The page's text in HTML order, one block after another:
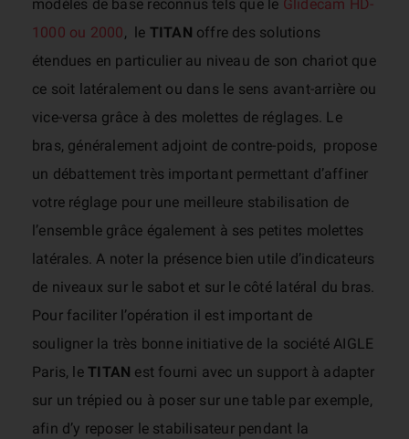
modèles de base reconnus tels que le Glidecam HD-
1000 ou 2000, le TITAN offre des solutions
étendues en particulier au niveau de son chariot que
ce soit latéralement ou dans le sens avant-arrière ou
vice-versa grâce à des molettes de réglages. Le
bras, généralement adjoint de contre-poids, propose
un débattement très important permettant d’affiner
votre réglage pour une meilleure stabilisation de
l’ensemble grâce également à ses petites molettes
latérales. A noter la présence bien utile d’indicateurs
de niveaux sur le sabot et sur le côté latéral du bras.
Pour faciliter l’opération il est important de
souligner la très bonne initiative de la société AIGLE
Paris, leTITAN est fourni avec un support à adapter
sur un trépied ou à poser sur une table par exemple,
afin d’y reposer le stabilisateur pendant la